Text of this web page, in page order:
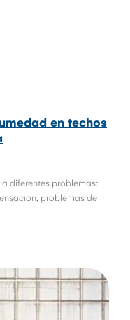
en techos
diferentes problemas:
problemas de